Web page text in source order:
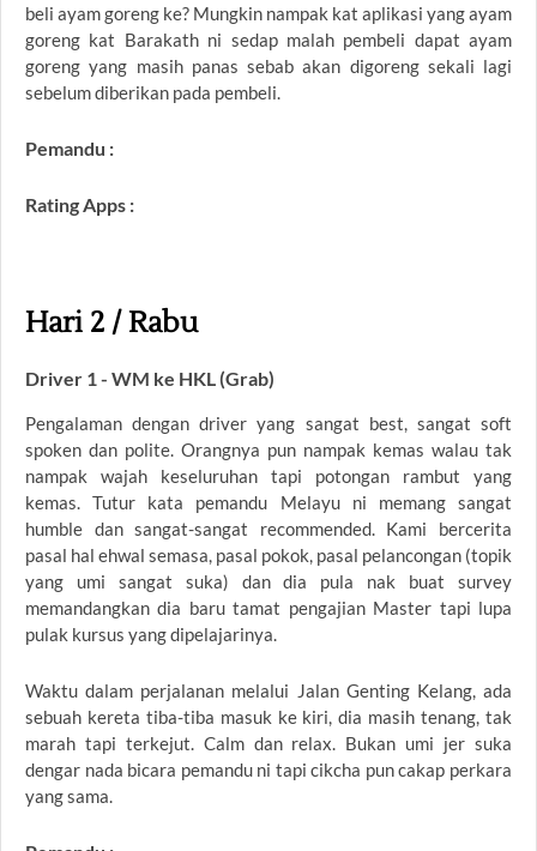
beli ayam goreng ke? Mungkin nampak kat aplikasi yang ayam
goreng kat Barakath ni sedap malah pembeli dapat ayam
goreng yang masih panas sebab akan digoreng sekali lagi
sebelum diberikan pada pembeli.
Pemandu :
Rating Apps :
Hari 2 / Rabu
Driver 1 - WM ke HKL (Grab)
Pengalaman dengan driver yang sangat best, sangat soft
spoken dan polite. Orangnya pun nampak kemas walau tak
nampak wajah keseluruhan tapi potongan rambut yang
kemas. Tutur kata pemandu Melayu ni memang sangat
humble dan sangat-sangat recommended. Kami bercerita
pasal hal ehwal semasa, pasal pokok, pasal pelancongan (topik
yang umi sangat suka) dan dia pula nak buat survey
memandangkan dia baru tamat pengajian Master tapi lupa
pulak kursus yang dipelajarinya.
Waktu dalam perjalanan melalui Jalan Genting Kelang, ada
sebuah kereta tiba-tiba masuk ke kiri, dia masih tenang, tak
marah tapi terkejut. Calm dan relax. Bukan umi jer suka
dengar nada bicara pemandu ni tapi cikcha pun cakap perkara
yang sama.